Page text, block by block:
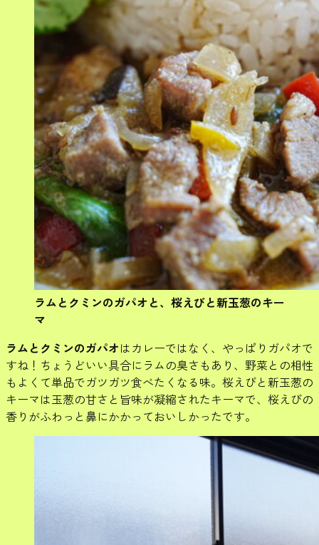
ラムとクミンのガパオと、桜えびと新玉葱のキー
マ
ラムとクミンのガパオはカレーではなく、やっぱりガパオで
すね！ちょうどいい具合にラムの臭さもあり、野菜との相性
もよくて単品でガツガツ食べたくなる味。桜えびと新玉葱の
キーマは玉葱の甘さと旨味が凝縮されたキーマで、桜えびの
香りがふわっと鼻にかかっておいしかったです。